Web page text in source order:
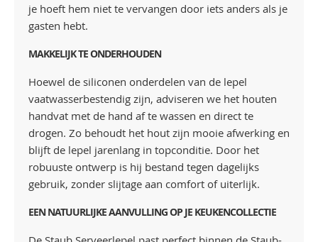
je hoeft hem niet te vervangen door iets anders als je
gasten hebt.
MAKKELIJK TE ONDERHOUDEN
Hoewel de siliconen onderdelen van de lepel
vaatwasserbestendig zijn, adviseren we het houten
handvat met de hand af te wassen en direct te
drogen. Zo behoudt het hout zijn mooie afwerking en
blijft de lepel jarenlang in topconditie. Door het
robuuste ontwerp is hij bestand tegen dagelijks
gebruik, zonder slijtage aan comfort of uiterlijk.
EEN NATUURLIJKE AANVULLING OP JE KEUKENCOLLECTIE